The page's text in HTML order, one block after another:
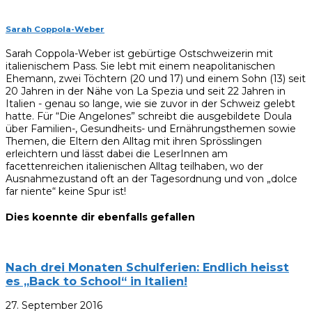
Sarah Coppola-Weber
Sarah Coppola-Weber ist gebürtige Ostschweizerin mit
italienischem Pass. Sie lebt mit einem neapolitanischen
Ehemann, zwei Töchtern (20 und 17) und einem Sohn (13) seit
20 Jahren in der Nähe von La Spezia und seit 22 Jahren in
Italien - genau so lange, wie sie zuvor in der Schweiz gelebt
hatte. Für “Die Angelones” schreibt die ausgebildete Doula
über Familien-, Gesundheits- und Ernährungsthemen sowie
Themen, die Eltern den Alltag mit ihren Sprösslingen
erleichtern und lässt dabei die LeserInnen am
facettenreichen italienischen Alltag teilhaben, wo der
Ausnahmezustand oft an der Tagesordnung und von „dolce
far niente“ keine Spur ist!
Dies koennte dir ebenfalls gefallen
Nach drei Monaten Schulferien: Endlich heisst
es „Back to School“ in Italien!
27. September 2016